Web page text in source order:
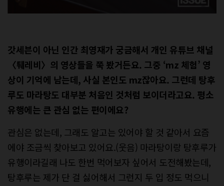
갓세븐이 아닌 인간 최영재가 궁금해서 개인 유튜브 채널
〈퉤레비〉의 영상들을 쭉 봤거든요. 그중 ‘mz 체험’ 영
상이 기억에 남는데, 사실 본인도 mz잖아요. 그런데 탕후
루도 마라탕도 대부분 처음인 것처럼 보이더라고요. 평소
유행에는 큰 관심 없는 편이에요?
관심은 없는데, 그래도 알고는 있어야 할 것 같아서 요즘
에야 조금씩 찾아보고 있어요.(웃음) 마라탕이랑 탕후루가
유행이라길래 나도 한번 먹어보자 싶어서 도전해봤는데,
탕후루는 제가 단 걸 싫어해서 그런지 두 입 정도 먹으니